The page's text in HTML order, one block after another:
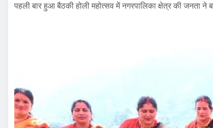
पहली बार हुआ बैठकी होली महोत्सव में नगरपालिका क्षेत्र की जनता